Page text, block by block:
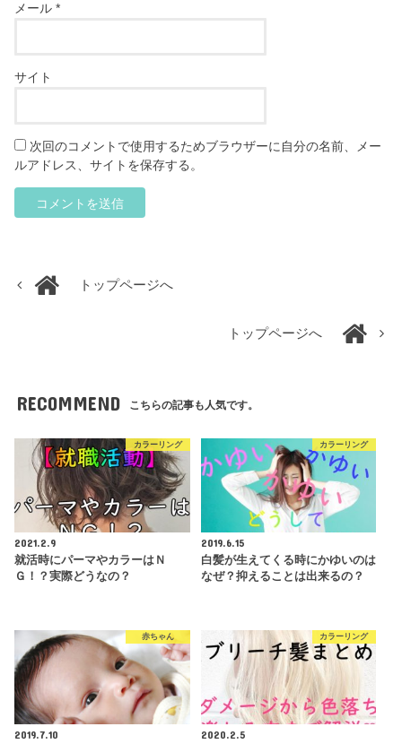
メール*
サイト
次回のコメントで使用するためブラウザーに自分の名前、メー
ルアドレス、サイトを保存する。
トップページへ
トップページへ
RECOMMEND こちらの記事も人気です。
カラーリング
2021.2.9
就活時にパーマやカラーはＮ
Ｇ！？実際どうなの？
カラーリング
2019.6.15
白髪が生えてくる時にかゆいのは
なぜ？抑えることは出来るの？
赤ちゃん
2019.7.10
カラーリング
2020.2.5